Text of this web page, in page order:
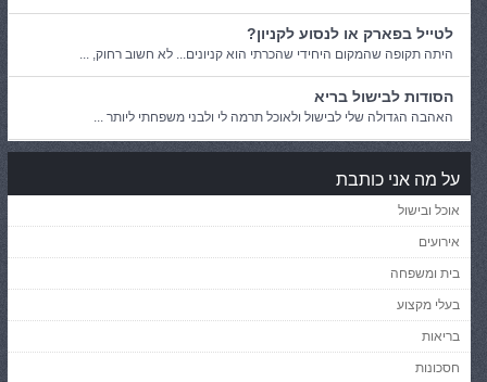
לטייל בפארק או לנסוע לקניון?
היתה תקופה שהמקום היחידי שהכרתי הוא קניונים... לא חשוב רחוק, ...
הסודות לבישול בריא
האהבה הגדולה שלי לבישול ולאוכל תרמה לי ולבני משפחתי ליותר ...
על מה אני כותבת
אוכל ובישול
אירועים
בית ומשפחה
בעלי מקצוע
בריאות
חסכונות